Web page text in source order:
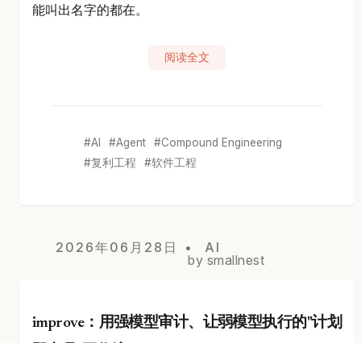
能叫出名字的都在。
阅读全文
AI Agent
Compound Engineering
复利工程
软件工程
2026年06月28日
AI
by smallnest
improve：用强模型审计、让弱模型执行的"计划